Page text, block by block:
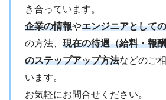
き合っています。
企業の情報やエンジニアとして
の方法、 現在の待遇（給料・報
のステップアップ方法などのご
います。
お気軽にお問合せください。